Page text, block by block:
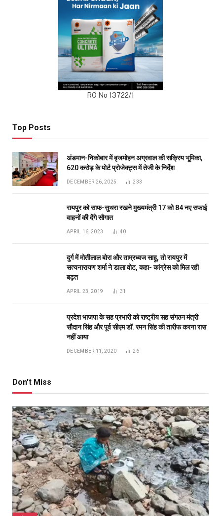
RO No 13722/1
Top Posts
अंडमान-निकोबार में बृजमोहन अग्रवाल की सक्रिय भूमिका,
620 करोड़ के पोर्ट प्रोजेक्ट्स में तेजी के निर्देश
DECEMBER 26, 2025 233
रायपुर को साफ-सुथरा रखने मुख्यमंत्री 17 को 84 नए सफाई
वाहनों की देंगे सौगात
APRIL 16, 2023 40
दुर्ग में मोतीलाल बोरा और ताम्रध्वज साहू, तो रायपुर में
सत्यनारायण शर्मा ने डाला वोट, कहा- कांग्रेस को मिल रही
बढ़त
APRIL 23, 2019 31
प्रदेश भाजपा के सह प्रभारी को राष्ट्रीय सह संगठन मंत्री
सौदान सिंह और पूर्व सीएम डॉ. रमन सिंह की तारीफ करना रास
नहीं आया
DECEMBER 11, 2020 26
Don't Miss